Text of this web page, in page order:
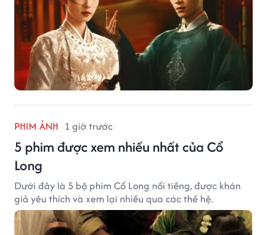
PHIM ẢNH 1 giờ trước
5 phim được xem nhiều nhất của Cổ
Long
Dưới đây là 5 bộ phim Cổ Long nổi tiếng, được khán
giả yêu thích và xem lại nhiều qua các thế hệ.